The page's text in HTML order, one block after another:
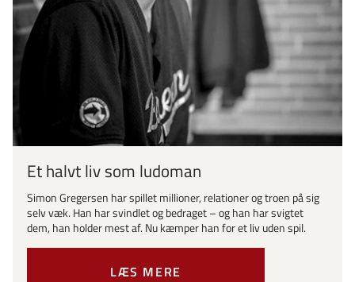
Et halvt liv som ludoman
Simon Gregersen har spillet millioner, relationer og troen på sig
selv væk. Han har svindlet og bedraget – og han har svigtet
dem, han holder mest af. Nu kæmper han for et liv uden spil.
LÆS MERE